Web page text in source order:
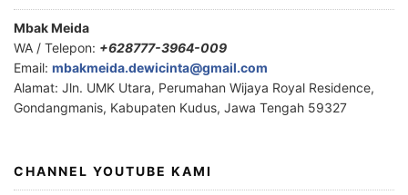
Mbak Meida
WA / Telepon: +628777-3964-009
Email: mbakmeida.dewicinta@gmail.com
Alamat: Jln. UMK Utara, Perumahan Wijaya Royal Residence,
Gondangmanis, Kabupaten Kudus, Jawa Tengah 59327
CHANNEL YOUTUBE KAMI